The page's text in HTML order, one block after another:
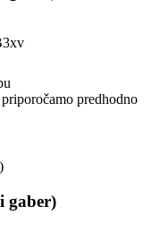
predhodno
gaber)